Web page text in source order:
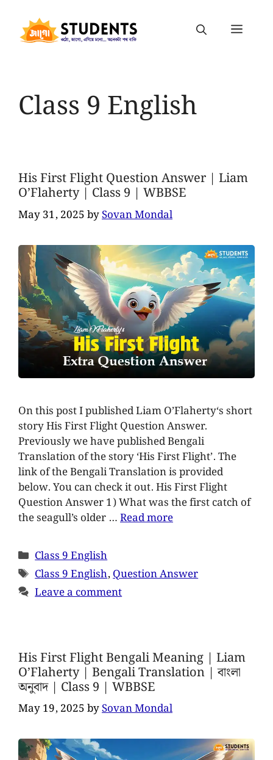
Class 9 English
His First Flight Question Answer | Liam
O’Flaherty | Class 9 | WBBSE
May 31, 2025bySovan Mondal
On this post I published Liam O’Flaherty‘s short
story His First Flight Question Answer.
Previously we have published Bengali
Translation of the story ‘His First Flight’. The
link of the Bengali Translation is provided
below. You can check it out. His First Flight
Question Answer 1) What was the first catch of
the seagull’s older …Read more
Class 9 English
Class 9 English,Question Answer
Leave a comment
His First Flight Bengali Meaning | Liam
O’Flaherty | Bengali Translation | বাংলা
অনুবাদ | Class 9 | WBBSE
May 19, 2025bySovan Mondal